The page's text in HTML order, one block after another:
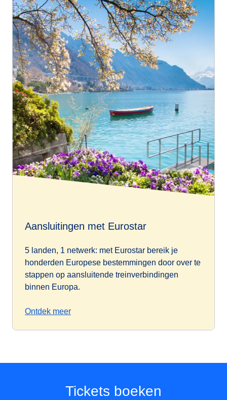
Aansluitingen met Eurostar
5 landen, 1 netwerk: met Eurostar bereik je
honderden Europese bestemmingen door over te
stappen op aansluitende treinverbindingen
binnen Europa.
Ontdek meer
Tickets boeken